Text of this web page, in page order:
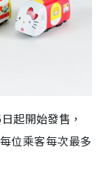
起開始發售，
位乘客每次最多